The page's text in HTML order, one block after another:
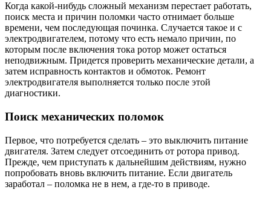
Когда какой-нибудь сложный механизм перестает работать,
поиск места и причин поломки часто отнимает больше
времени, чем последующая починка. Случается такое и с
электродвигателем, потому что есть немало причин, по
которым после включения тока ротор может остаться
неподвижным. Придется проверить механические детали, а
затем исправность контактов и обмоток. Ремонт
электродвигателя выполняется только после этой
диагностики.
Поиск механических поломок
Первое, что потребуется сделать – это выключить питание
двигателя. Затем следует отсоединить от ротора привод.
Прежде, чем приступать к дальнейшим действиям, нужно
попробовать вновь включить питание. Если двигатель
заработал – поломка не в нем, а где-то в приводе.